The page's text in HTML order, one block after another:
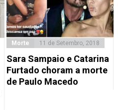
Morte 11 de Setembro, 2018
Sara Sampaio e Catarina
Furtado choram a morte
de Paulo Macedo